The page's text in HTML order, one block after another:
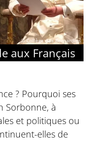
© Collège des Bernardins
aux Français
? Pourquoi ses
Sorbonne, à
et politiques ou
elles de